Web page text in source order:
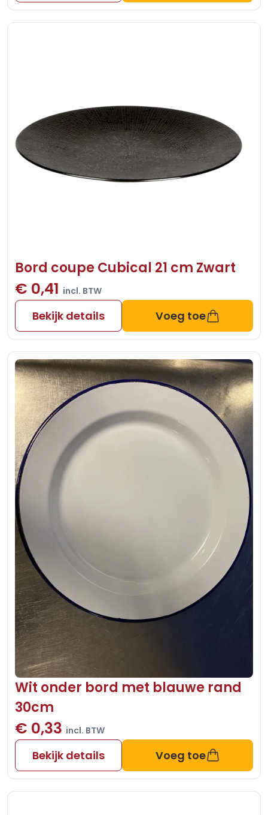
Bord coupe Cubical 21 cm Zwart
€ 0,41 incl. BTW
Bekijk details Voeg toe
Wit onder bord met blauwe rand
30cm
€ 0,33 incl. BTW
Bekijk details Voeg toe